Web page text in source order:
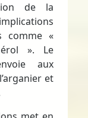
de la
comme «
». Le
aux
et